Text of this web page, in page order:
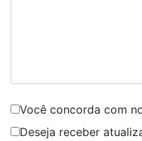
Você concorda com
Deseja receber